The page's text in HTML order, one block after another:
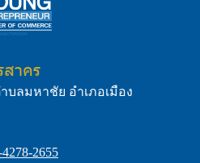
าคร
บลมหาชัย อำเภอเมือง
2655